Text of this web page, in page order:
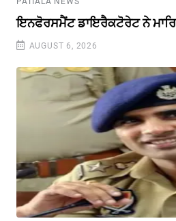
ਇਨਫੋਰਸਮੈਂਟ ਡਾਇਰੈਕਟੋਰੇਟ ਨੇ
AUGUST 6, 2026